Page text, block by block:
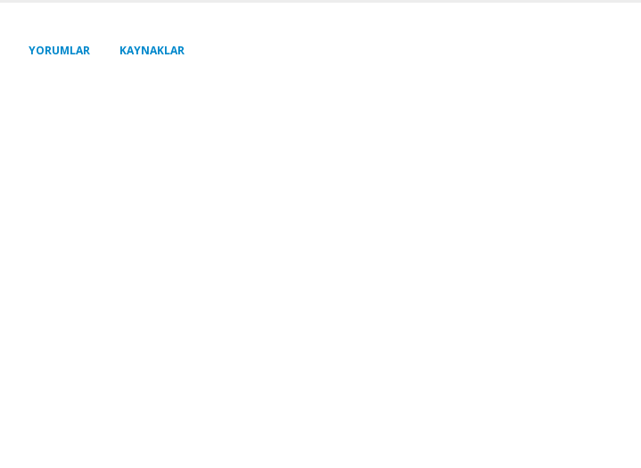
YORUMLAR KAYNAKLAR